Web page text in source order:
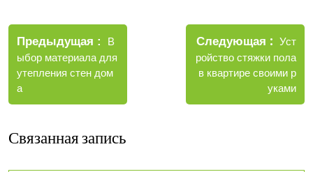
Навигация
по
записям
Предыдущая
Старые
записи
В
ыбор материала для
утепления стен дом
а
Следующая
Новые
записи
Уст
ройство стяжки пола
в квартире своими р
уками
Связанная запись